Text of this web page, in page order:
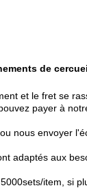
de
et le fret se
payer à
nous envoyer
adaptés aux
item, si